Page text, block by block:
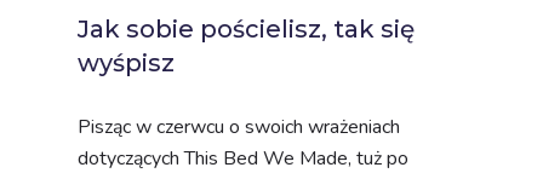
Jak sobie pościelisz, tak się
wyśpisz
Pisząc w czerwcu o swoich wrażeniach
dotyczących This Bed We Made, tuż po